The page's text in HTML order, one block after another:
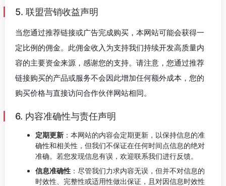
5. 联盟营销收益声明
当您通过推荐链接或广告完成购买，本网站可能会获得一
定比例的佣金。此佣金收入为支持我们持续开发高质量内
容的主要资金来源，感谢您的支持。请注意，您通过推荐
链接购买的产品或服务不会因此增加任何额外成本，您的
购买价格与直接访问合作伙伴网站相同。
6. 内容准确性与责任声明
定期更新 ：本网站的内容会定期更新，以保持信息的准
确性和相关性，但我们不保证在任何时间点信息的绝对
准确。若您发现信息有误，欢迎联系我们进行反馈。
信息准确性 ：尽管我们力求内容无误，但并不对信息的
时效性、完整性或适用性做出保证，且对因信息时效性